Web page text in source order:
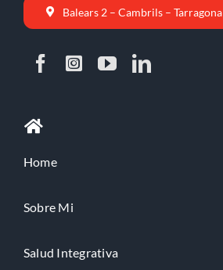
Balears 2 – Cambrils – Tarragona
Home
Sobre Mi
Salud Integrativa